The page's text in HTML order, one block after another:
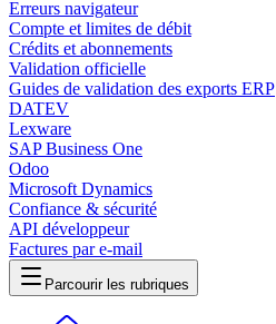
Erreurs navigateur
Compte et limites de débit
Crédits et abonnements
Validation officielle
Guides de validation des exports ERP
DATEV
Lexware
SAP Business One
Odoo
Microsoft Dynamics
Confiance & sécurité
API développeur
Factures par e-mail
Parcourir les rubriques